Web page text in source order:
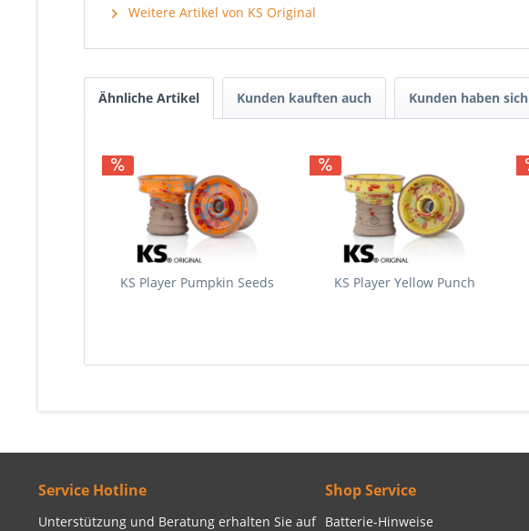
Weitere Artikel von KS Original
Ähnliche Artikel Kunden kauften auch Kunden haben
KS Player Pumpkin Seeds KS Player Yellow Punch
Service Hotline
Unterstützung und Beratung erhalten Sie auf
Shop Service
Batterie-Hinweise